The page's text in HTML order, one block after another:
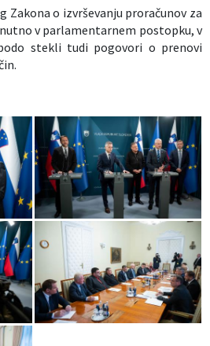
Zakona o izvrševanju proračunov za
v parlamentarnem postopku, v
stekli tudi pogovori o prenovi